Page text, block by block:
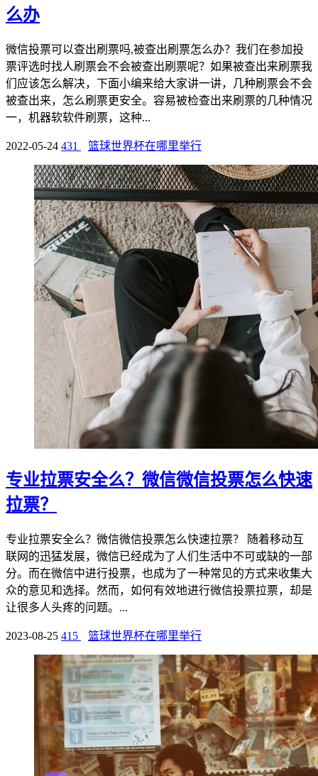
么办
微信投票可以查出刷票吗,被查出刷票怎么办？我们在参加投
票评选时找人刷票会不会被查出刷票呢？如果被查出来刷票我
们应该怎么解决，下面小编来给大家讲一讲，几种刷票会不会
被查出来，怎么刷票更安全。容易被检查出来刷票的几种情况
一，机器软软件刷票，这种...
2022-05-24 431 篮球世界杯在哪里举行
专业拉票安全么？微信微信投票怎么快速
拉票？
专业拉票安全么？微信微信投票怎么快速拉票？ 随着移动互
联网的迅猛发展，微信已经成为了人们生活中不可或缺的一部
分。而在微信中进行投票，也成为了一种常见的方式来收集大
众的意见和选择。然而，如何有效地进行微信投票拉票，却是
让很多人头疼的问题。...
2023-08-25 415 篮球世界杯在哪里举行